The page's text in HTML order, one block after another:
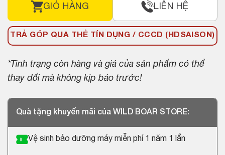
GIỎ HÀNG LIÊN HỆ
TRẢ GÓP QUA THẺ TÍN DỤNG / CCCD (HDSAISON)
*Tình trạng còn hàng và giá của sản phẩm có thể
thay đổi mà không kịp báo trước!
Quà tặng khuyến mãi của WILD BOAR STORE:
Vệ sinh bảo dưỡng máy miễn phí 1 năm 1 lần